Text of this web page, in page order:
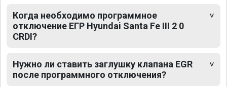
Когда необходимо программное
отключение ЕГР Hyundai Santa Fe III 2 0
CRDI?
Нужно ли ставить заглушку клапана EGR
после программного отключения?